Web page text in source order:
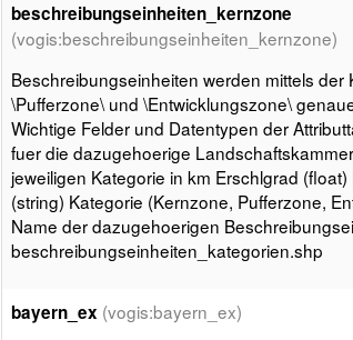
beschreibungseinheiten_kernzone
(vogis:beschreibungseinheiten_kernzone)
Beschreibungseinheiten werden mittels der
\Pufferzone\ und \Entwicklungszone\
Wichtige Felder und Datentypen der
fuer die dazugehoerige
jeweiligen Kategorie in km Erschlgrad
(string) Kategorie (Kernzone, Pufferzone,
Name der dazugehoerigen
beschreibungseinheiten_kategorien.shp
bayern_ex (vogis:bayern_ex)